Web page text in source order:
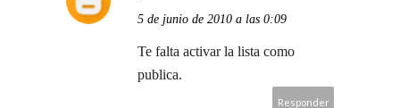
5 de junio de 2010 a las 0:09
Te falta activar la lista como
publica.
Responder